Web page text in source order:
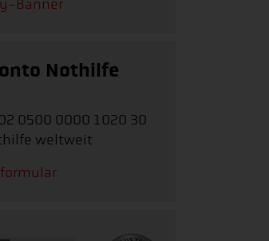
Banner
Nothilfe
0500 0000 1020 30
weltweit